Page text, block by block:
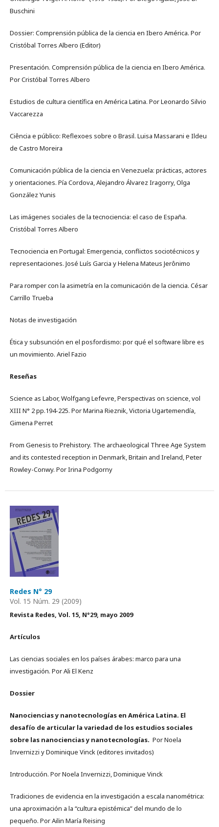
Buschini
Dossier: Comprensión pública de la ciencia en Ibero América. Por
Cristóbal Torres Albero (Editor)
Presentación. Comprensión pública de la ciencia en Ibero América.
Por Cristóbal Torres Albero
Estudios de cultura científica en América Latina. Por Leonardo Silvio
Vaccarezza
Ciência e público: Reflexoes sobre o Brasil. Luisa Massarani e Ildeu
de Castro Moreira
Comunicación pública de la ciencia en Venezuela: prácticas, actores
y orientaciones. Pía Cordova, Alejandro Álvarez Iragorry, Olga
González Yunis
Las imágenes sociales de la tecnociencia: el caso de España.
Cristóbal Torres Albero
Tecnociencia en Portugal: Emergencia, conflictos sociotécnicos y
representaciones. José Luís Garcia y Helena Mateus Jerônimo
Para romper con la asimetría en la comunicación de la ciencia. César
Carrillo Trueba
Notas de investigación
Ética y subsunción en el posfordismo: por qué el software libre es
un movimiento. Ariel Fazio
Reseñas
Science as Labor, Wolfgang Lefevre, Perspectivas on science, vol
XIII N° 2 pp.194-225. Por Marina Rieznik, Victoria Ugartemendía,
Gimena Perret
From Genesis to Prehistory. The archaeological Three Age System
and its contested reception in Denmark, Britain and Ireland, Peter
Rowley-Conwy. Por Irina Podgorny
Redes N° 29
Vol. 15 Núm. 29 (2009)
Revista Redes, Vol. 15, N°29, mayo 2009
Artículos
Las ciencias sociales en los países árabes: marco para una
investigación. Por Ali El Kenz
Dossier
Nanociencias y nanotecnologías en América Latina. El
desafío de articular la variedad de los estudios sociales
sobre las nanociencias y nanotecnologías. Por Noela
Invernizzi y Dominique Vinck (editores invitados)
Introducción. Por Noela Invernizzi, Dominique Vinck
Tradiciones de evidencia en la investigación a escala nanométrica:
una aproximación a la “cultura epistémica” del mundo de lo
pequeño. Por Ailin María Reising